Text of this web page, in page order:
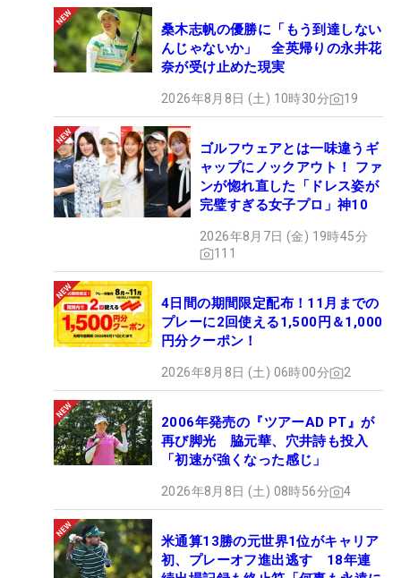
桑木志帆の優勝に「もう到達しない
んじゃないか」 全英帰りの永井花
奈が受け止めた現実
2026年8月8日 (土) 10時30分 19
ゴルフウェアとは一味違うギ
ャップにノックアウト！ ファ
ンが惚れ直した「ドレス姿が
完璧すぎる女子プロ」神10
2026年8月7日 (金) 19時45分
111
4日間の期間限定配布！11月までの
プレーに2回使える1,500円＆1,000
円分クーポン！
2026年8月8日 (土) 06時00分 2
2006年発売の『ツアーAD PT』が
再び脚光 脇元華、穴井詩も投入
「初速が強くなった感じ」
2026年8月8日 (土) 08時56分 4
米通算13勝の元世界1位がキャリア
初、プレーオフ進出逃す 18年連